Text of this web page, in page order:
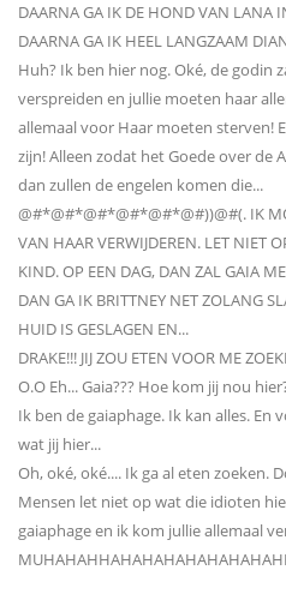
DAARNA GA IK DE HOND VAN LANA
DAARNA GA IK HEEL LANGZAAM
Huh? Ik ben hier nog. Oké, de godin
verspreiden en jullie moeten haar
allemaal voor Haar moeten sterven!
zijn! Alleen zodat het Goede over de
dan zullen de engelen komen die...
@#*@#*@#*@#*@#*@#))@#(. IK
VAN HAAR VERWIJDEREN. LET NIET
KIND. OP EEN DAG, DAN ZAL GAIA
DAN GA IK BRITTNEY NET ZOLANG
HUID IS GESLAGEN EN...
DRAKE!!! JIJ ZOU ETEN VOOR ME
O.O Eh... Gaia??? Hoe kom jij nou
Ik ben de gaiaphage. Ik kan alles. En
wat jij hier...
Oh, oké, oké.... Ik ga al eten zoeken.
Mensen let niet op wat die idioten
gaiaphage en ik kom jullie allemaal